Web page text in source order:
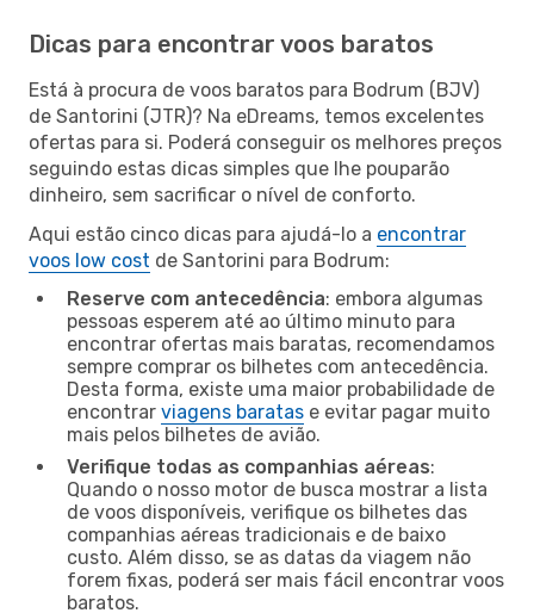
Dicas para encontrar voos baratos
Está à procura de voos baratos para Bodrum (BJV)
de Santorini (JTR)? Na eDreams, temos excelentes
ofertas para si. Poderá conseguir os melhores preços
seguindo estas dicas simples que lhe pouparão
dinheiro, sem sacrificar o nível de conforto.
Aqui estão cinco dicas para ajudá-lo a encontrar
voos low cost de Santorini para Bodrum:
Reserve com antecedência: embora algumas
pessoas esperem até ao último minuto para
encontrar ofertas mais baratas, recomendamos
sempre comprar os bilhetes com antecedência.
Desta forma, existe uma maior probabilidade de
encontrar viagens baratas e evitar pagar muito
mais pelos bilhetes de avião.
Verifique todas as companhias aéreas:
Quando o nosso motor de busca mostrar a lista
de voos disponíveis, verifique os bilhetes das
companhias aéreas tradicionais e de baixo
custo. Além disso, se as datas da viagem não
forem fixas, poderá ser mais fácil encontrar voos
baratos.